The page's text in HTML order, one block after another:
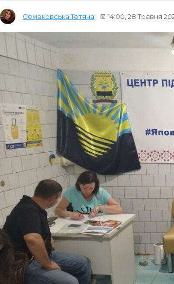
Семаковська Тетяна 14:00, 28 Травня